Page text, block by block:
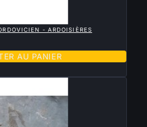
- ARDOISIÈRES
AU PANIER